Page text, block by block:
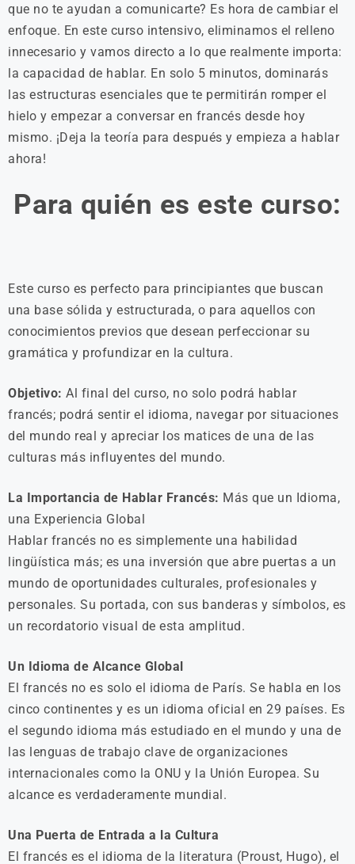
que no te ayudan a comunicarte? Es hora de cambiar el
enfoque. En este curso intensivo, eliminamos el relleno
innecesario y vamos directo a lo que realmente importa:
la capacidad de hablar. En solo 5 minutos, dominarás
las estructuras esenciales que te permitirán romper el
hielo y empezar a conversar en francés desde hoy
mismo. ¡Deja la teoría para después y empieza a hablar
ahora!
Para quién es este curso:
Este curso es perfecto para principiantes que buscan
una base sólida y estructurada, o para aquellos con
conocimientos previos que desean perfeccionar su
gramática y profundizar en la cultura.
Objetivo: Al final del curso, no solo podrá hablar
francés; podrá sentir el idioma, navegar por situaciones
del mundo real y apreciar los matices de una de las
culturas más influyentes del mundo.
La Importancia de Hablar Francés: Más que un Idioma,
una Experiencia Global
Hablar francés no es simplemente una habilidad
lingüística más; es una inversión que abre puertas a un
mundo de oportunidades culturales, profesionales y
personales. Su portada, con sus banderas y símbolos, es
un recordatorio visual de esta amplitud.
Un Idioma de Alcance Global
El francés no es solo el idioma de París. Se habla en los
cinco continentes y es un idioma oficial en 29 países. Es
el segundo idioma más estudiado en el mundo y una de
las lenguas de trabajo clave de organizaciones
internacionales como la ONU y la Unión Europea. Su
alcance es verdaderamente mundial.
Una Puerta de Entrada a la Cultura
El francés es el idioma de la literatura (Proust, Hugo), el